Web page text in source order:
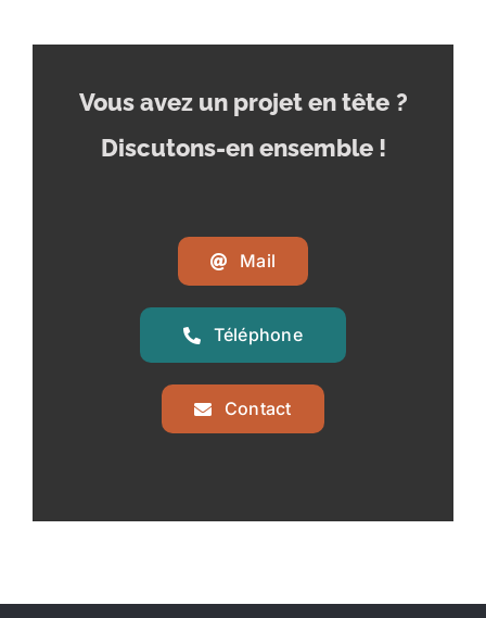
Vous avez un projet en tête ?
Discutons-en ensemble !
Mail
Téléphone
Contact